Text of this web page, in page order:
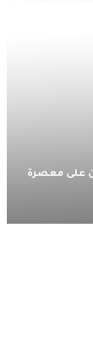
على معصرة